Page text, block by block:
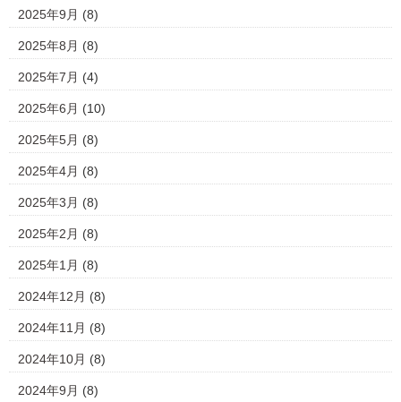
2025年9月 (8)
2025年8月 (8)
2025年7月 (4)
2025年6月 (10)
2025年5月 (8)
2025年4月 (8)
2025年3月 (8)
2025年2月 (8)
2025年1月 (8)
2024年12月 (8)
2024年11月 (8)
2024年10月 (8)
2024年9月 (8)